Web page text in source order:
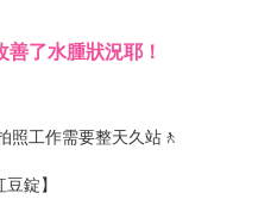
了水腫狀況耶！
照工作需要整天久站🚶
錠】